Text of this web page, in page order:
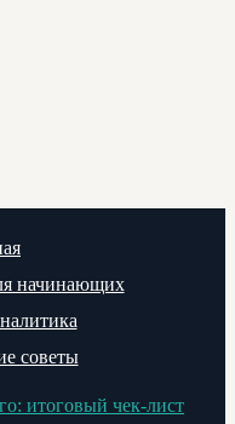
начинающих
советы
итоговый чек-лист